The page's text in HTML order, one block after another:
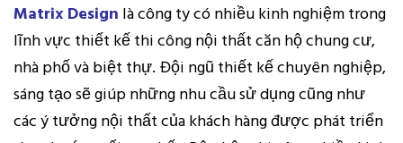
Matrix Design là công ty có nhiều kinh nghiệm trong
lĩnh vực thiết kế thi công nội thất căn hộ chung cư,
nhà phố và biệt thự. Đội ngũ thiết kế chuyên nghiệp,
sáng tạo sẽ giúp những nhu cầu sử dụng cũng như
các ý tưởng nội thất của khách hàng được phát triển